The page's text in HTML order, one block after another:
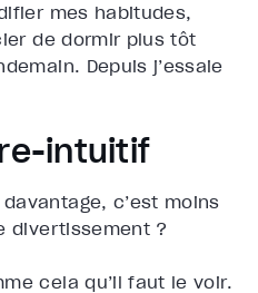
mes habitudes,
de dormir plus tôt
Depuis j’essaie
intuitif
c’est moins
divertissement ?
cela qu’il faut le voir.